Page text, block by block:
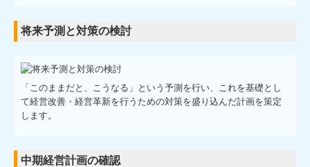
将来予測と対策の検討
「このままだと、こうなる」という予測を行い、これを基礎とし
て経営改善・経営革新を行うための対策を盛り込んだ計画を策定
します。
中期経営計画の確認